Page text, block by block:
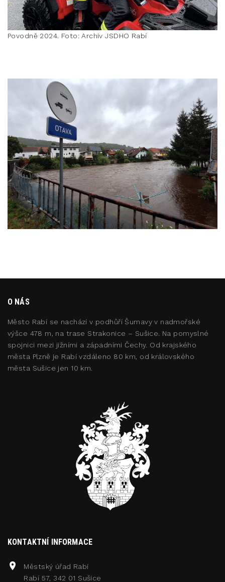
Povodně 2024. Foto: Archiv JSDHO Rabí
O NÁS
Město Rabí se nachází v podhůří Šumavy v nadmořské
výšce 478 m, na trase Strakonice – Sušice. Na pomyslné
spojnici mezi jižními a západními Čechy. Od krajského
města Plzně je Rabí vzdáleno 80 km, od královského
města Sušice jen 10 km.
KONTAKTNÍ INFORMACE
Městský úřad Rabí
Rabí 57, 342 01 Sušice